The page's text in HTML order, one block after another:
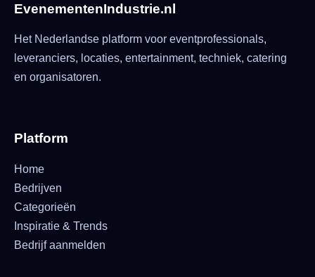
EvenementenIndustrie.nl
Het Nederlandse platform voor eventprofessionals,
leveranciers, locaties, entertainment, techniek, catering
en organisatoren.
Platform
Home
Bedrijven
Categorieën
Inspiratie & Trends
Bedrijf aanmelden